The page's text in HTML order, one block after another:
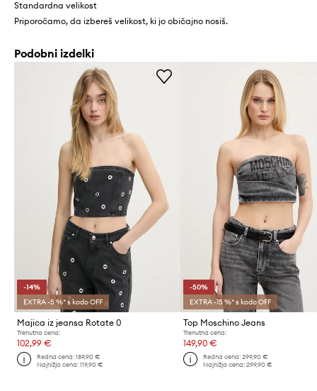
Standardna velikost
Priporočamo, da izbereš velikost, ki jo običajno nosiš.
Podobni izdelki
-14%
EXTRA -5 %* s kodo OFF
Majica iz jeansa Rotate 0
Trenutna cena:
102,99 €
Redna cena:189,90 €
Najnižja cena:119,90 €
-50%
EXTRA -15 %* s kodo OFF
Top Moschino Jeans
Trenutna cena:
149,90 €
Redna cena: 299,90 €
Najnižja cena: 299,90 €